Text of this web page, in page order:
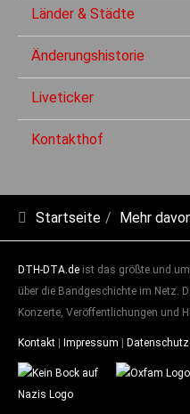
Länder & Städte
Änderungshistorie
Liveticker
Kontakthof
Startseite Mehr
DTH-DTA.de ist das größte und
über die Bandgeschichte im Netz.
Konzerte, Veröffentlichungen und
Kontakt Impressum